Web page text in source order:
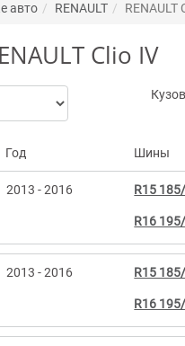
авто RENAULT RENAULT
Clio IV
Год Шины
2013 - 2016 R15
R16
2013 - 2016 R15
R16